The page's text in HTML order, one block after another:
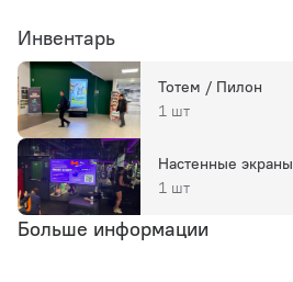
Инвентарь
Тотем / Пилон
1 шт
Настенные экраны
1 шт
Больше информации